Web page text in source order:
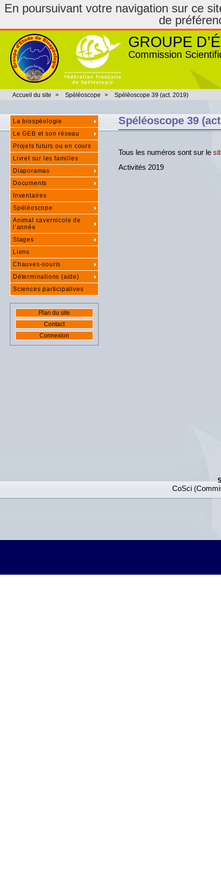
En poursuivant votre navigation sur ce
de
GROUPE
Commission
Accueil du site > Spéléoscope > Spéléoscope 39 (act. 2019)
Spéléoscope 39
Tous les numéros sont sur le
Activités 2019
CoSci
La biospéologie
Le GEB et son réseau
Projets futurs ou en cours
Livret sur les familles
Diaporamas
Documents
Inventaires
Spéléoscope
Animal cavernicole de
l’année
Stages
Liens
Chauves-souris
Déterminations (aide)
Sciences participatives
Plan du site
Contact
Connexion